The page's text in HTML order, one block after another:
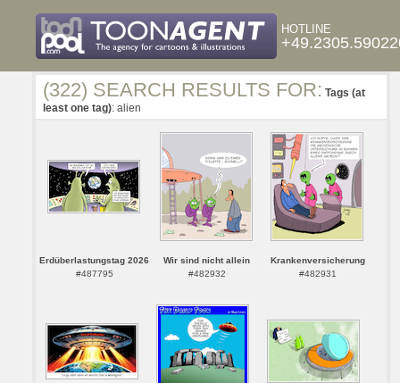
HOTLINE
(322) SEARCH RESULTS FOR: Tags (at
least one tag): alien
Erdüberlastungstag 2026
#487795
Wir sind nicht allein
#482932
Krankenversicherung
#482931